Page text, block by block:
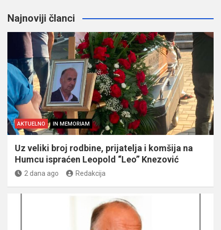
Najnoviji članci
AKTUELNO IN MEMORIAM
Uz veliki broj rodbine, prijatelja i komšija na
Humcu ispraćen Leopold “Leo” Knezović
2 dana ago Redakcija